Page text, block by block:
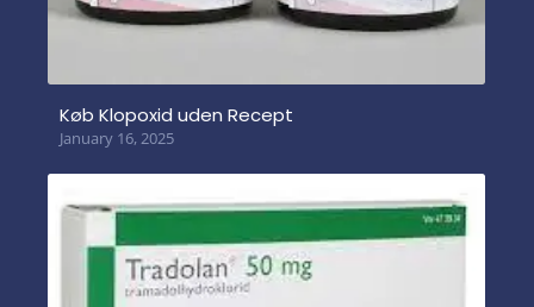
Køb Klopoxid uden Recept
January 16, 2025